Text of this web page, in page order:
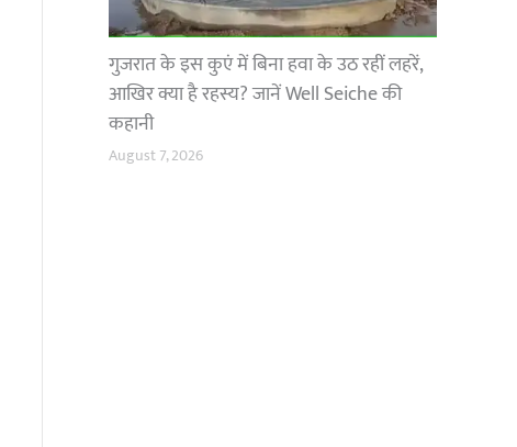
गुजरात के इस कुएं में बिना हवा के उठ रहीं लहरें,
आखिर क्या है रहस्य? जानें Well Seiche की
कहानी
August 7, 2026